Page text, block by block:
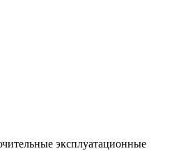
эксплуатационные